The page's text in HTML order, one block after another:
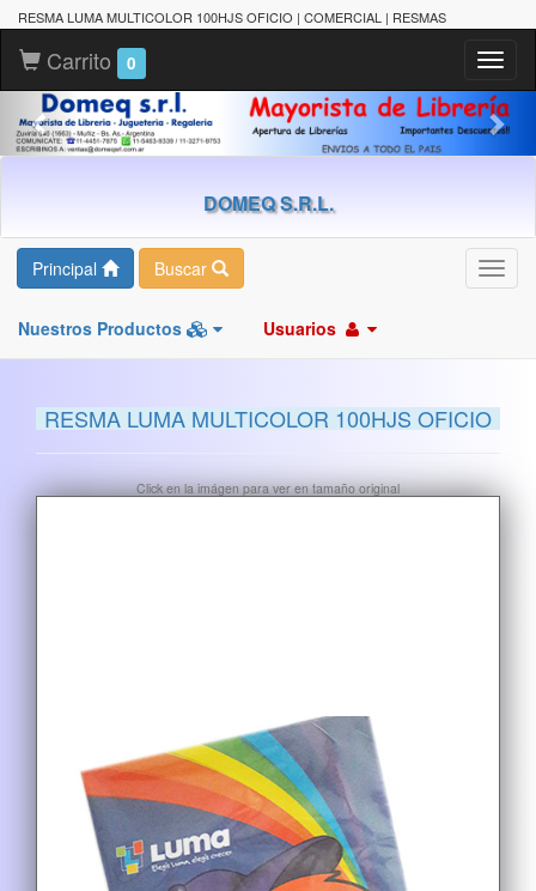
RESMA LUMA MULTICOLOR 100HJS OFICIO | COMERCIAL | RESMAS
Carrito 0
DOMEQ S.R.L.
Principal Buscar
Nuestros Productos Usuarios
RESMA LUMA MULTICOLOR 100HJS OFICIO
Click en la imágen para ver en tamaño original